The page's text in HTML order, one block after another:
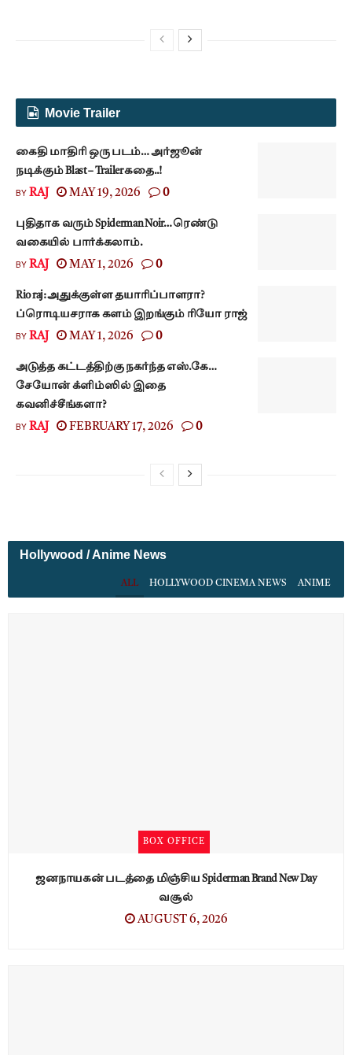
Movie Trailer
கைதி மாதிரி ஒரு படம்… அர்ஜூன்
நடிக்கும் Blast – Trailer கதை..!
BY RAJ MAY 19, 2026 0
புதிதாக வரும் Spiderman Noir… ரெண்டு
வகையில் பார்க்கலாம்.
BY RAJ MAY 1, 2026 0
Rio raj: அதுக்குள்ள தயாரிப்பாளரா?
ப்ரொடியசராக களம் இறங்கும் ரியோ ராஜ்
BY RAJ MAY 1, 2026 0
அடுத்த கட்டத்திற்கு நகர்ந்த எஸ்.கே…
சேயோன் க்ளிம்ஸில் இதை
கவனிச்சீங்களா?
BY RAJ FEBRUARY 17, 2026 0
Hollywood / Anime News
ALL HOLLYWOOD CINEMA NEWS ANIME
BOX OFFICE
ஜனநாயகன் படத்தை மிஞ்சிய Spiderman Brand New Day
வசூல்
AUGUST 6, 2026